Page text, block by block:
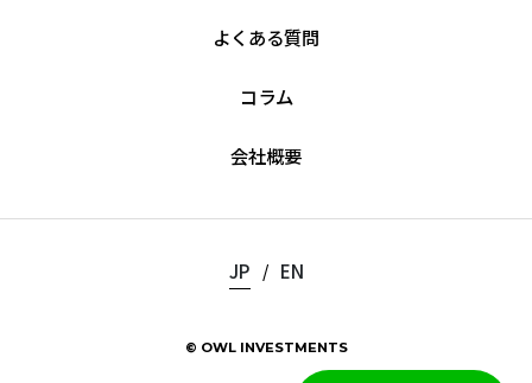
よくある質問
コラム
会社概要
JP / EN
© OWL INVESTMENTS